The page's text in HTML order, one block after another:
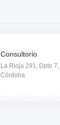
Consultorio
La Rioja 291, Dpto
Córdoba